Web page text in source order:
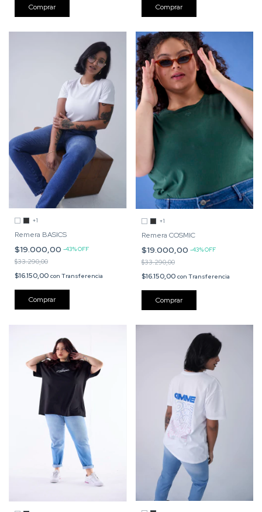
Comprar Comprar
+1
Remera BASICS
$19.000,00 -43%OFF
$33.290,00
$16.150,00 con Transferencia
Comprar
+1
Remera COSMIC
$19.000,00 -43%OFF
$33.290,00
$16.150,00 con Transferencia
Comprar